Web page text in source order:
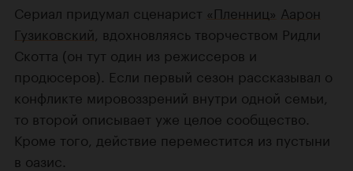
Сериал придумал сценарист «Пленниц» Аарон
Гузиковский , вдохновляясь творчеством Ридли
Скотта (он тут один из режиссеров и
продюсеров). Если первый сезон рассказывал о
конфликте мировоззрений внутри одной семьи,
то второй описывает уже целое сообщество.
Кроме того, действие переместится из пустыни
в оазис.